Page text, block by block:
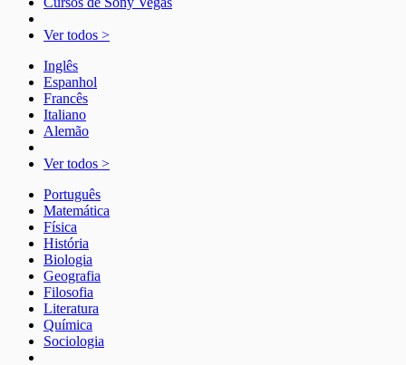
Ver todos >
Inglês
Espanhol
Francês
Italiano
Alemão
Ver todos >
Português
Matemática
Física
História
Biologia
Geografia
Filosofia
Literatura
Química
Sociologia